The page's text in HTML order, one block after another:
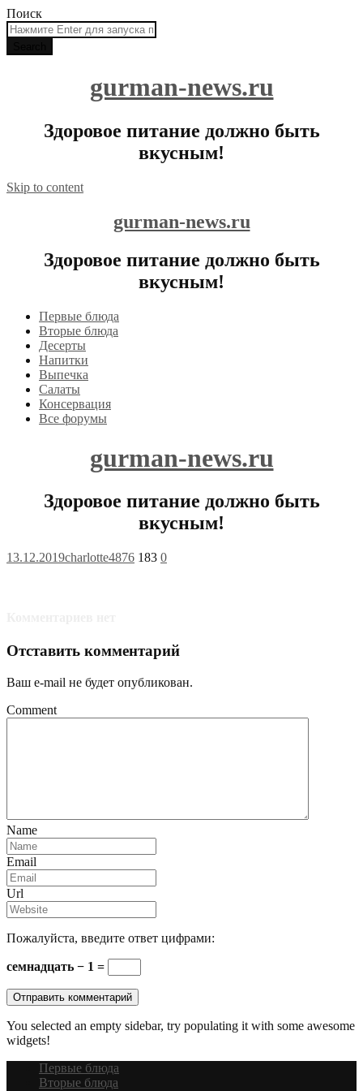
Поиск
gurman-news.ru
Здоровое питание должно быть
вкусным!
Skip to content
gurman-news.ru
Здоровое питание должно быть
вкусным!
Первые блюда
Вторые блюда
Десерты
Напитки
Выпечка
Салаты
Консервация
Все форумы
gurman-news.ru
Здоровое питание должно быть
вкусным!
13.12.2019charlotte4876 183 0
Отставить комментарий
Ваш e-mail не будет опубликован.
Comment
Name
Email
Url
Пожалуйста, введите ответ цифрами:
семнадцать − 1 =
You selected an empty sidebar, try populating it with some awesome
widgets!
Первые блюда
Вторые блюда